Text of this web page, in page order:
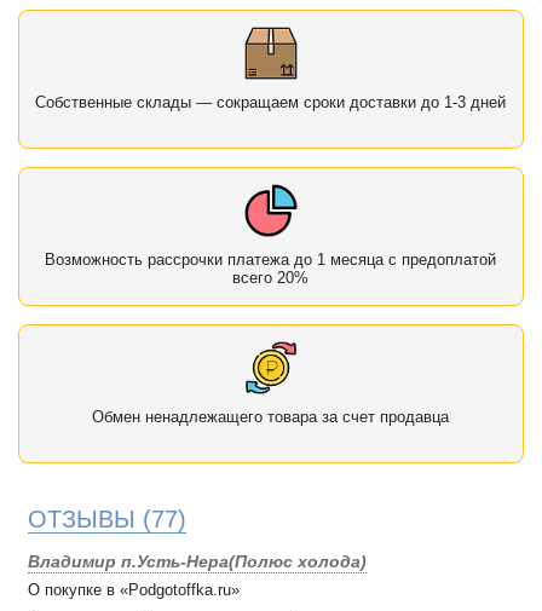
Собственные склады — сокращаем сроки доставки до 1-3 дней
Возможность рассрочки платежа до 1 месяца с предоплатой
всего 20%
Обмен ненадлежащего товара за счет продавца
ОТЗЫВЫ (77)
Владимир п.Усть-Нера(Полюс холода)
О покупке в «Podgotoffka.ru»